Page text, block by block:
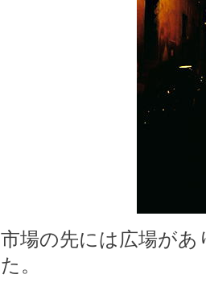
市場の先には広場が
た。